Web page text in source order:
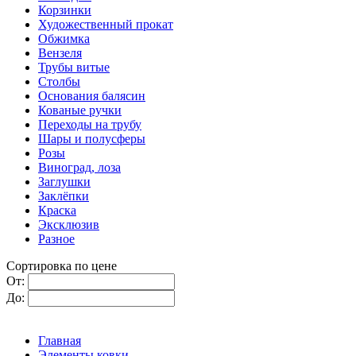
Корзинки
Художественный прокат
Обжимка
Вензеля
Трубы витые
Столбы
Основания балясин
Кованые ручки
Переходы на трубу
Шары и полусферы
Розы
Виноград, лоза
Заглушки
Заклёпки
Краска
Эксклюзив
Разное
Сортировка по цене
От:
До:
Главная